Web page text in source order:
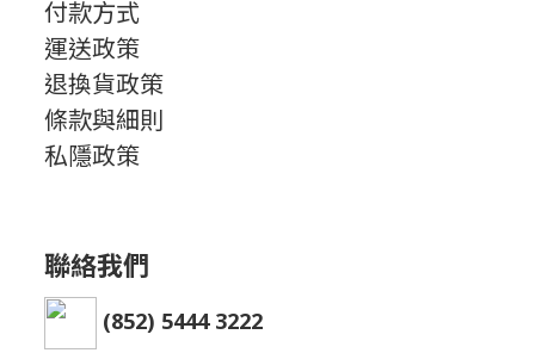
付款方式
運送政策
退換貨政策
條款與細則
私隱政策
聯絡我們
(852) 5444 3222